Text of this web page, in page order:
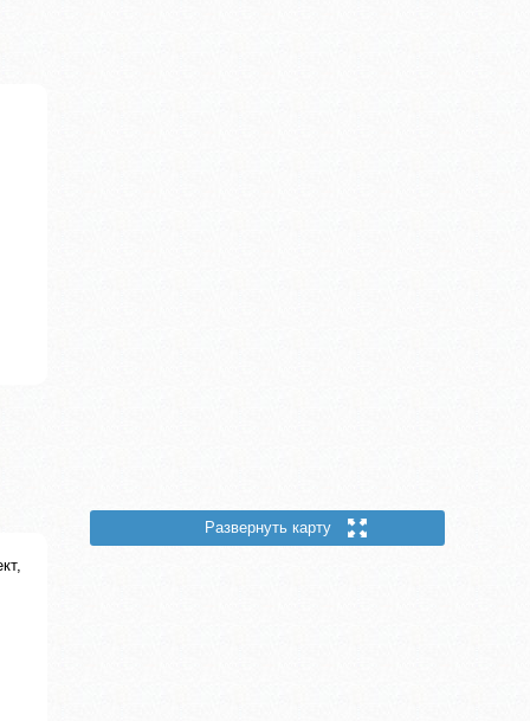
Развернуть карту